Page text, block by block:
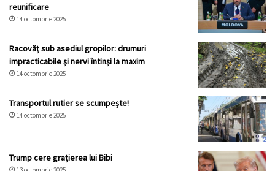
reunificare
14 octombrie 2025
Racovăț sub asediul gropilor: drumuri
impracticabile și nervi întinși la maxim
14 octombrie 2025
Transportul rutier se scumpește!
14 octombrie 2025
Trump cere grațierea lui Bibi